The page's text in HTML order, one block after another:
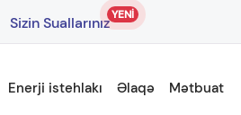
Sizin SuallarınızYENİ
Enerji istehlakı Əlaqə Mətbuat